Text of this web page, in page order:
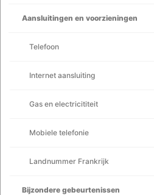
Aansluitingen en voorzieningen
Telefoon
Internet aansluiting
Gas en electricititeit
Mobiele telefonie
Landnummer Frankrijk
Bijzondere gebeurtenissen